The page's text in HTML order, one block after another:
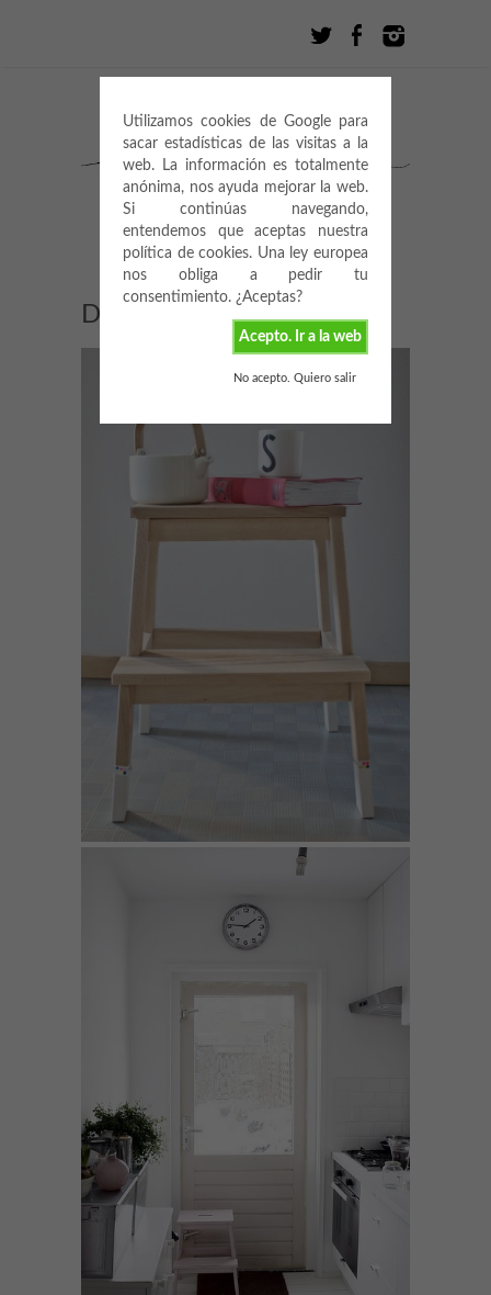
Utilizamos cookies de Google para
sacar estadísticas de las visitas a la
web. La información es totalmente
anónima, nos ayuda mejorar la web.
Si continúas navegando,
entendemos que aceptas nuestra
política de cookies. Una ley europea
nos obliga a pedir tu
consentimiento. ¿Aceptas?
Acepto. Ir a la web
No acepto. Quiero salir
DIY: BEKVÄM IKEA